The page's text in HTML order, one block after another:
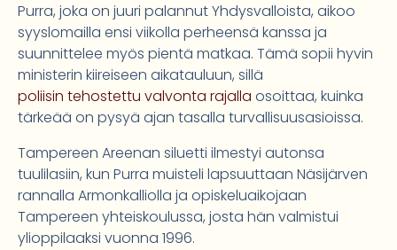
Purra, joka on juuri palannut Yhdysvalloista, aikoo
syyslomailla ensi viikolla perheensä kanssa ja
suunnittelee myös pientä matkaa. Tämä sopii hyvin
ministerin kiireiseen aikatauluun, sillä
poliisin tehostettu valvonta rajalla osoittaa, kuinka
tärkeää on pysyä ajan tasalla turvallisuusasioissa.
Tampereen Areenan siluetti ilmestyi autonsa
tuulilasiin, kun Purra muisteli lapsuuttaan Näsijärven
rannalla Armonkalliolla ja opiskeluaikojaan
Tampereen yhteiskoulussa, josta hän valmistui
ylioppilaaksi vuonna 1996.